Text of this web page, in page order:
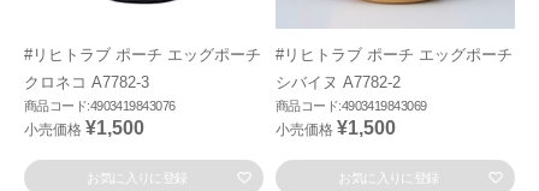
#リヒトラブ ポーチ エッグポーチ
クロネコ A7782-3
商品コード:4903419843076
小売価格 ¥1,500
お気に入りに登録
#リヒトラブ ポーチ エッグポーチ
シバイヌ A7782-2
商品コード:4903419843069
小売価格 ¥1,500
お気に入りに登録